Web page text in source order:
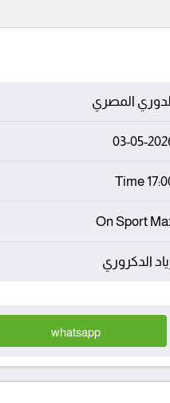
المصري
03-05-
17:00
On Sport
الدكروري
whatsapp